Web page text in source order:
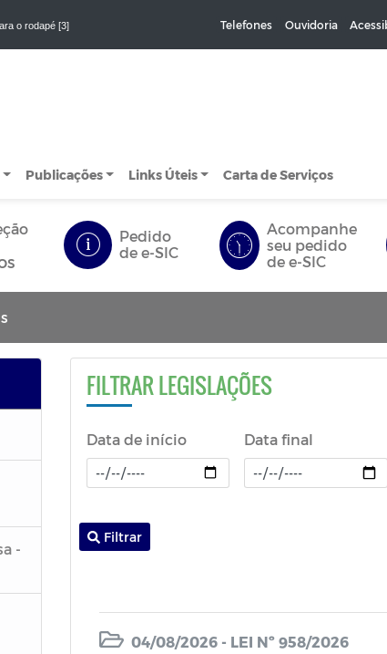
o rodapé [3] Telefones Ouvidoria
Publicações Links Úteis Carta de Serviços
Pedido
de e-SIC
Acompanhe
seu pedido
de e-SIC
-
FILTRAR LEGISLAÇÕES
Data de início Data final
Filtrar
04/08/2026 - LEI Nº 958/2026